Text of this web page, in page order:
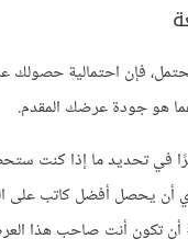
فإن احتمالية حصولك
هو جودة عرضك المقدم.
في تحديد ما إذا كنت
أن يحصل أفضل كاتب على
تكون أنت صاحب هذا